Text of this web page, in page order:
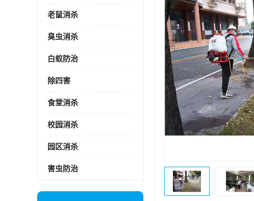
老鼠消杀
臭虫消杀
白蚁防治
除四害
食堂消杀
校园消杀
园区消杀
害虫防治